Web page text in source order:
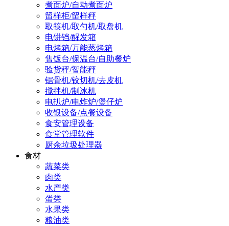
煮面炉/自动煮面炉
留样柜/留样秤
取筷机/取勺机/取盘机
电饼铛/醒发箱
电烤箱/万能蒸烤箱
售饭台/保温台/自助餐炉
验货秤/智能秤
锯骨机/铰切机/去皮机
搅拌机/制冰机
电扒炉/电炸炉/煲仔炉
收银设备/点餐设备
食安管理设备
食堂管理软件
厨余垃圾处理器
食材
蔬菜类
肉类
水产类
蛋类
水果类
粮油类